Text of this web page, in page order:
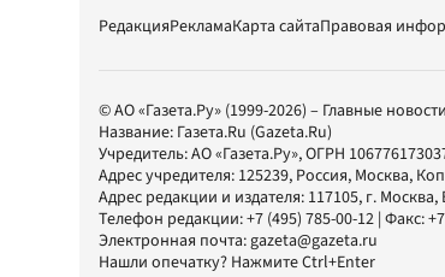
РедакцияРекламаКарта сайтаПравовая
© АО «Газета.Ру» (1999-2026) – Главные
Название: Газета.Ru (Gazeta.Ru)
Учредитель:АО «Газета.Ру», ОГРН
Адрес учредителя: 125239, Россия, Москва,
Адрес редакции и издателя: 117105, г. Москва,
Телефон редакции:+7 (495) 785-00-12 | Факс:
Электронная почта:gazeta@gazeta.ru
Нашли опечатку? Нажмите Ctrl+Enter